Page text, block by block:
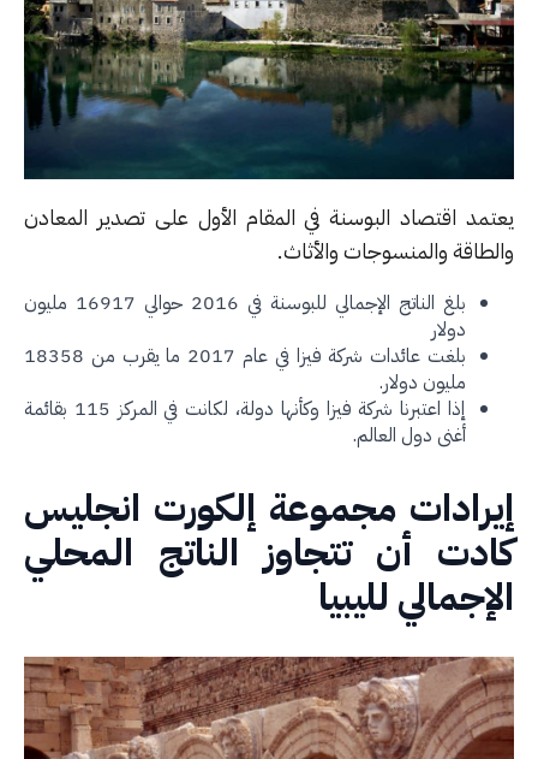
اقتصاد البوسنة في المقام الأول على تصدير المعادن
والمنسوجات والأثاث.
بلغ الناتج الإجمالي للبوسنة في 2016 حوالي 16917 مليون
بلغت عائدات شركة فيزا في عام 2017 ما يقرب من 18358
مليون دولار.
إذا اعتبرنا شركة فيزا وكأنها دولة، لكانت في المركز 115 بقائمة
أغنى دول العالم.
مجموعة إلكورت انجليس
أن تتجاوز الناتج المحلي
لليبيا